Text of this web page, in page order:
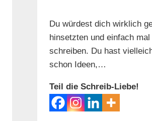
Du würdest dich wirklich
hinsetzten und einfach mal
schreiben. Du hast
schon Ideen,…
Teil die Schreib-Liebe!